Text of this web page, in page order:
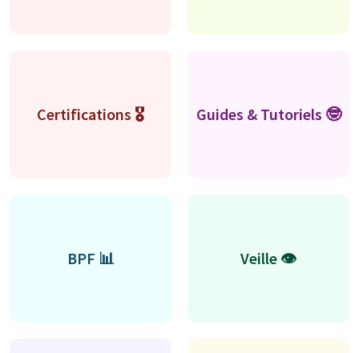
Certifications 🎖 Guides & Tutoriels 🤓
BPF 📊 Veille 👁